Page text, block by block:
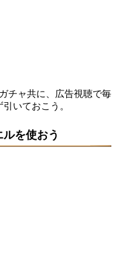
チャ共に、広告視聴で毎
いておこう。
を使おう